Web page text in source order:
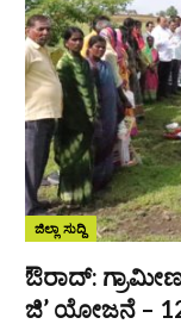
ಜಿಲ್ಲಾ ಸುದ್ದಿ
ಔರಾದ್:
ಜಿ’ ಯೋಜನೆ –